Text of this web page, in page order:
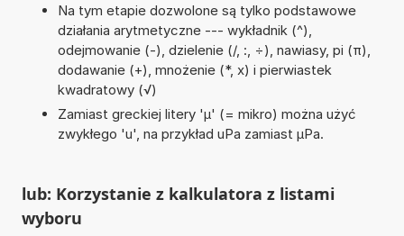
Na tym etapie dozwolone są tylko podstawowe
działania arytmetyczne --- wykładnik (^),
odejmowanie (-), dzielenie (/, :, ÷), nawiasy, pi (π),
dodawanie (+), mnożenie (*, x) i pierwiastek
kwadratowy (√)
Zamiast greckiej litery 'µ' (= mikro) można użyć
zwykłego 'u', na przykład uPa zamiast µPa.
lub: Korzystanie z kalkulatora z listami
wyboru